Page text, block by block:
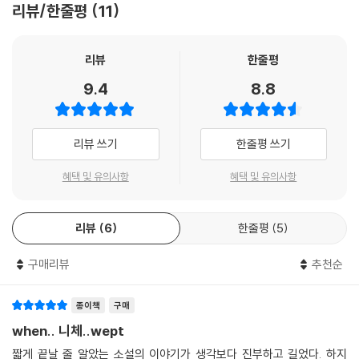
찬란한 예언자로서 그 능력을 십분 발휘한다.
이 책은 어빈 얄롬이 《나는 사랑의 처형자가 되기 싫다》에서 심리학적으로
한 걸음 더 나아간 결과물이다. 깊은 사유가 뛰어난 스토리텔링 속에 직조
매력적이고 빈틈없는 지식 스릴러.
-《로스앤젤레스 타임스》
강렬하고 진정성 있는 책이다. 마법처럼 한순간에 경이를 느끼게 한다.
-《워싱턴포스트 북월드》
리뷰/한줄평 11
리뷰
9.4
리뷰 쓰기
혜택 및 유의사항
한줄평
8.8
한줄평 쓰기
혜택 및 유의사항
리뷰 6 한줄평 5
구매리뷰 추천순
종이책 구매
when.. 니체..wept
짧게 끝날 줄 알았는 소설의 이야기가 생각보다 진부하고 길었다. 하지